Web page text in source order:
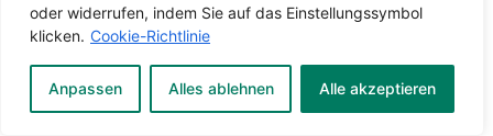
oder widerrufen, indem Sie auf das Einstellungssymbol
klicken. Cookie-Richtlinie
Anpassen Alles ablehnen Alle akzeptieren
Wärmebildkameras für Forschung
und Entwicklung